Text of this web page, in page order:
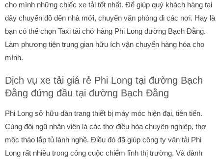
cho mình những chiếc xe tải tốt nhất. Để giúp quý khách hàng tại
đây chuyển đồ đến nhà mới, chuyển văn phòng đi các nơi. Hay là
bạn có thể chọn Taxi tải chở hàng Phi Long đường Bạch Đằng.
Làm phương tiện trung gian hữu ích vận chuyển hàng hóa cho
mình.
Dịch vụ xe tải giá rẻ Phi Long tại đường Bạch
Đằng đứng đầu tại đường Bạch Đằng
Phi Long sở hữu dàn trang thiết bị máy móc hiện đại, tiên tiến.
Cùng đội ngũ nhân viên là các thợ điều hòa chuyên nghiệp, thợ
mộc tháo lắp tủ lành nghề. Điều đó đã giúp công ty vận tải Phi
Long rất nhiều trong công cuộc chiếm lĩnh thị trường. Và dành